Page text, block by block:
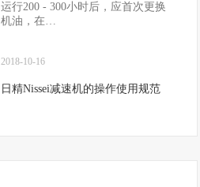
运行200 - 300小时后，应首次更换
机油，在…
2018-10-16
日精Nissei减速机的操作使用规范